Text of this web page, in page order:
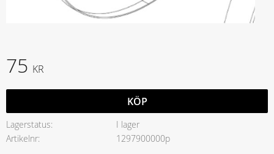
75 KR
KÖP
Lagerstatus
I lager
Artikelnr
1297900000p